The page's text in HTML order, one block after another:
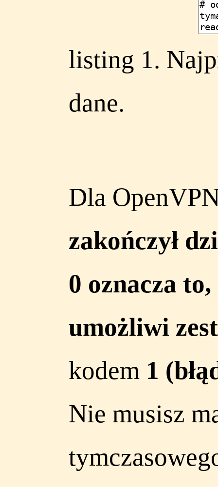
listing 1.
dane.
Dla
zakończył
0 oznacza
umożliwi
kodem 1
Nie musisz